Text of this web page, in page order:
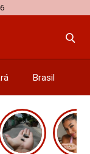
Brasil